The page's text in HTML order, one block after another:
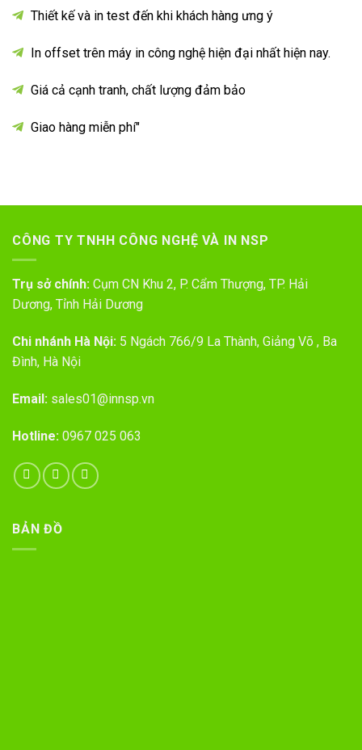
Thiết kế và in test đến khi khách hàng ưng ý
In offset trên máy in công nghệ hiện đại nhất hiện nay.
Giá cả cạnh tranh, chất lượng đảm bảo
Giao hàng miễn phí"
CÔNG TY TNHH CÔNG NGHỆ VÀ IN NSP
Trụ sở chính: Cụm CN Khu 2, P. Cẩm Thượng, TP. Hải
Dương, Tỉnh Hải Dương
Chi nhánh Hà Nội: 5 Ngách 766/9 La Thành, Giảng Võ , Ba
Đình, Hà Nội
Email: sales01@innsp.vn
Hotline: 0967 025 063
BẢN ĐỒ